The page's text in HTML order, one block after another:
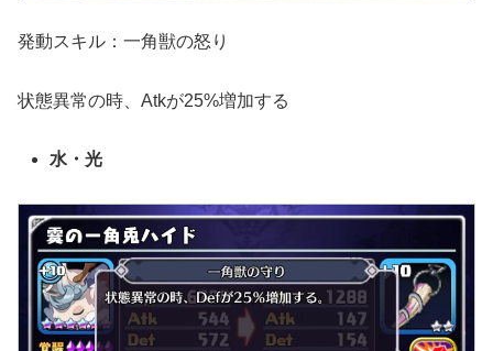
発動スキル：一角獣の怒り
状態異常の時、Atkが25%増加する
水・光